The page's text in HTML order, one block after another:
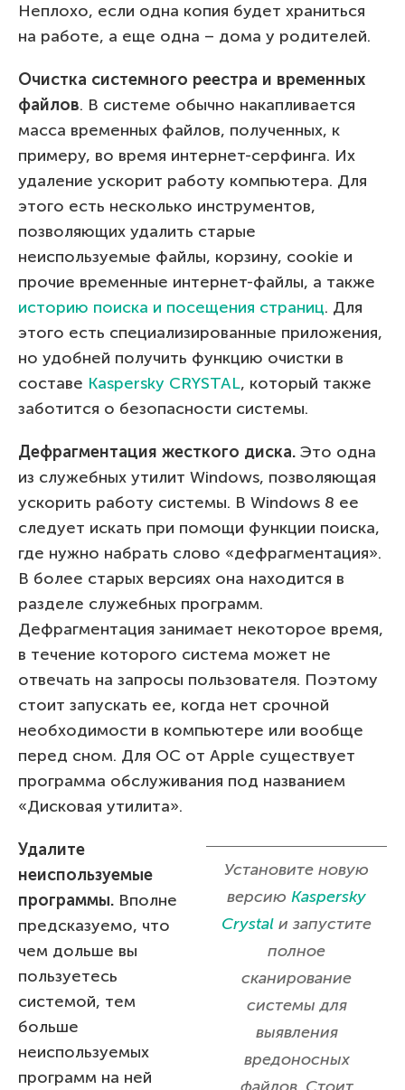
Неплохо, если одна копия будет храниться
на работе, а еще одна – дома у родителей.
Очистка системного реестра и временных
файлов. В системе обычно накапливается
масса временных файлов, полученных, к
примеру, во время интернет-серфинга. Их
удаление ускорит работу компьютера. Для
этого есть несколько инструментов,
позволяющих удалить старые
неиспользуемые файлы, корзину, cookie и
прочие временные интернет-файлы, а также
историю поиска и посещения страниц. Для
этого есть специализированные приложения,
но удобней получить функцию очистки в
составе Kaspersky CRYSTAL, который также
заботится о безопасности системы.
Дефрагментация жесткого диска. Это одна
из служебных утилит Windows, позволяющая
ускорить работу системы. В Windows 8 ее
следует искать при помощи функции поиска,
где нужно набрать слово «дефрагментация».
В более старых версиях она находится в
разделе служебных программ.
Дефрагментация занимает некоторое время,
в течение которого система может не
отвечать на запросы пользователя. Поэтому
стоит запускать ее, когда нет срочной
необходимости в компьютере или вообще
перед сном. Для ОС от Apple существует
программа обслуживания под названием
«Дисковая утилита».
Установите новую
версию Kaspersky
Crystal и запустите
полное
сканирование
системы для
выявления
вредоносных
Удалите
неиспользуемые
программы. Вполне
предсказуемо, что
чем дольше вы
пользуетесь
системой, тем
больше
неиспользуемых
программ на ней